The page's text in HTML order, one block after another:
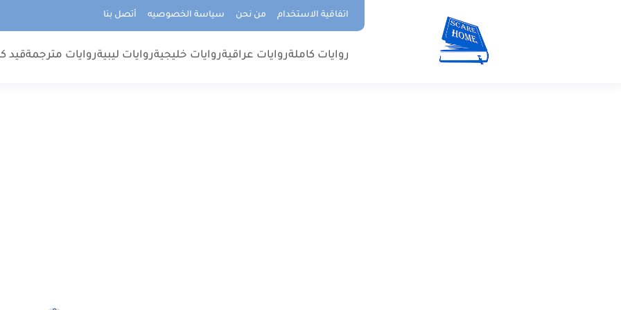
اتفاقية الاستخدام من نحن سياسة الخصوصيه أتصل بنا
روايات كاملةروايات عراقيةروايات خليجيةروايات ليبيةروايات مترجمةقيد